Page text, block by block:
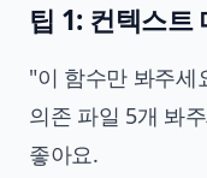
팁 1: 컨텍스트
"이 함수만 봐주
의존 파일 5개 봐
좋아요.